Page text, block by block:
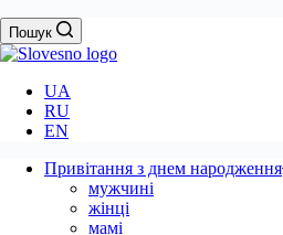
Пошук
UA
RU
EN
Привітання з днем народження
мужчині
жінці
мамі